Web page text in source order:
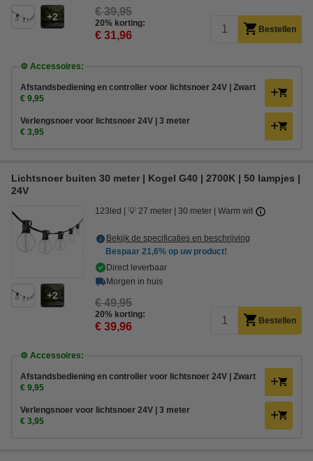
2 € 39,95
20% korting:
€ 31,96 Bestellen
⚙️ Accessoires:
Afstandsbediening en controller voor lichtsnoer 24V | Zwart
€ 9,95
Verlengsnoer voor lichtsnoer 24V | 3 meter
€ 3,95
Lichtsnoer buiten 30 meter | Kogel G40 | 2700K | 50 lampjes |
24V
2
123led 💡 27 meter 30 meter Warm wit
Bekijk de specificaties en beschrijving
Bespaar 21,6% op uw product!
Direct leverbaar
Morgen in huis
€ 49,95
20% korting:
€ 39,96 Bestellen
⚙️ Accessoires:
Afstandsbediening en controller voor lichtsnoer 24V | Zwart
€ 9,95
Verlengsnoer voor lichtsnoer 24V | 3 meter
€ 3,95